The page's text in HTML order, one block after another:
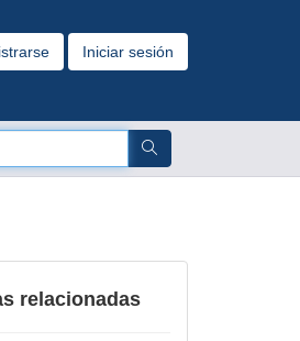
Iniciar sesión
relacionadas